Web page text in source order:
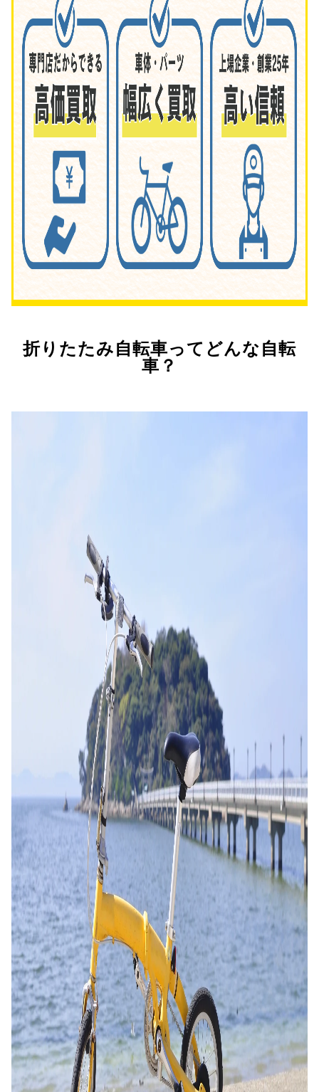
折りたたみ自転車ってどんな自転
車？